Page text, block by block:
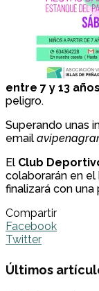
entre 7 y 13
peligro.
Superando unas
email
El Club
colaborarán en el
finalizará con
Compartir
Facebook
Twitter
Últimos